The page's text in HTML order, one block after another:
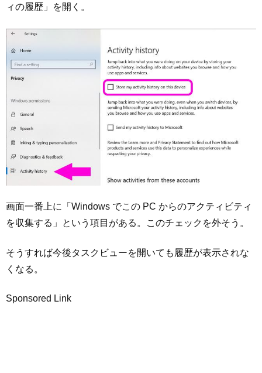
ィの履歴」を開く。
画面一番上に「Windows でこの PC からのアクティビティ
を収集する」という項目がある。このチェックを外そう。
そうすれば今後タスクビューを開いても履歴が表示されな
くなる。
Sponsored Link